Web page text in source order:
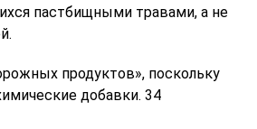
пастбищными травами, а не
продуктов», поскольку
добавки. 34